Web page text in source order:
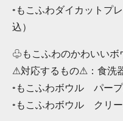
◦もこふわダイカット
込）
♧もこふわのかわいい
⚠対応するもの⚠：食洗
◦もこふわボウル パー
◦もこふわボウル クリ